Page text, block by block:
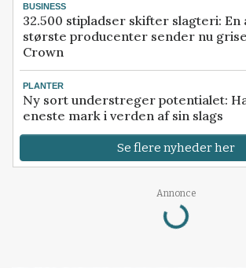
BUSINESS
32.500 stipladser skifter slagteri: En
største producenter sender nu
Crown
PLANTER
Ny sort understreger potentialet:
eneste mark i verden af sin slags
Se flere nyheder her
Annonce
Loading...